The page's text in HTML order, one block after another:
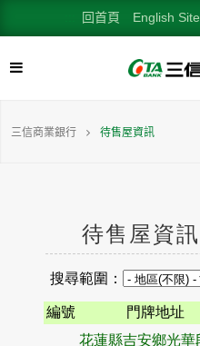
回首頁 English Site
三信商業銀行 待售屋資訊